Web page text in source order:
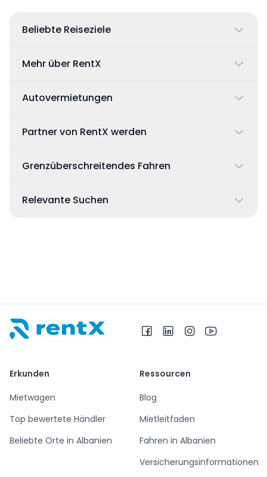
Beliebte Reiseziele
Mehr über RentX
Autovermietungen
Partner von RentX werden
Grenzüberschreitendes Fahren
Relevante Suchen
Erkunden
Mietwagen
Top bewertete Händler
Beliebte Orte in Albanien
Ressourcen
Blog
Mietleitfaden
Fahren in Albanien
Versicherungsinformationen